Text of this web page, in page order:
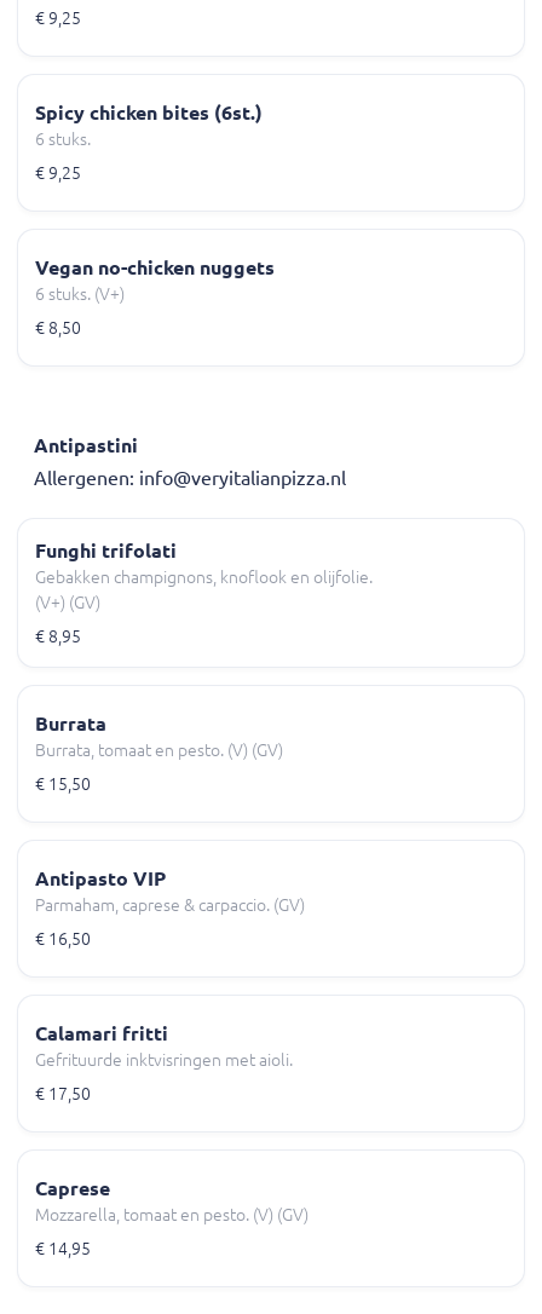
€ 9,25
Spicy chicken bites (6st.)
6 stuks.
€ 9,25
Vegan no-chicken nuggets
6 stuks. (V+)
€ 8,50
Antipastini
Allergenen: info@veryitalianpizza.nl
Funghi trifolati
Gebakken champignons, knoflook en olijfolie.
(V+) (GV)
€ 8,95
Burrata
Burrata, tomaat en pesto. (V) (GV)
€ 15,50
Antipasto VIP
Parmaham, caprese & carpaccio. (GV)
€ 16,50
Calamari fritti
Gefrituurde inktvisringen met aioli.
€ 17,50
Caprese
Mozzarella, tomaat en pesto. (V) (GV)
€ 14,95